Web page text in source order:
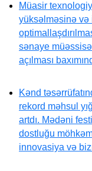
Müasir
yüksəlməsinə və
sənaye
açılması
Kənd
rekord məhsul
artdı. Mədəni
dostluğu
innovasiya və